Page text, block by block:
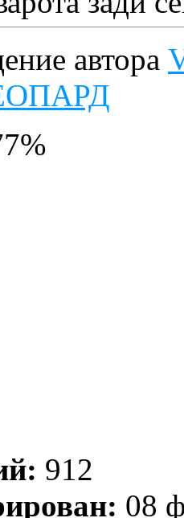
автора
912
08